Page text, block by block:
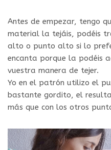
Antes de empezar, tengo
material la tejáis, podéis
alto o punto alto si lo
encanta porque la podéis
vuestra manera de tejer.
Yo en el patrón utilizo el
bastante gordito, el
más que con los otros